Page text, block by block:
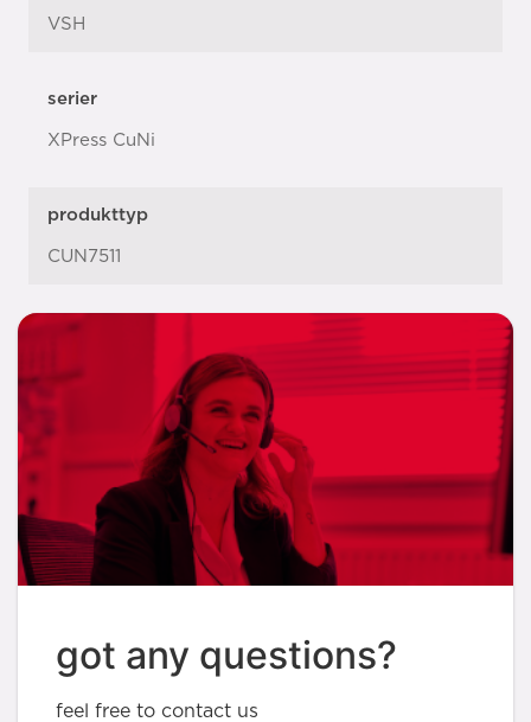
VSH
serier
XPress CuNi
produkttyp
CUN7511
got any questions?
feel free to contact us